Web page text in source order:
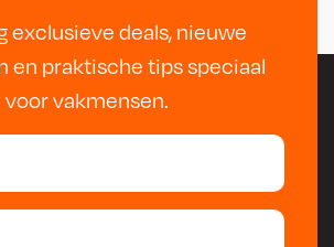
exclusieve deals, nieuwe
en praktische tips speciaal
voor vakmensen.